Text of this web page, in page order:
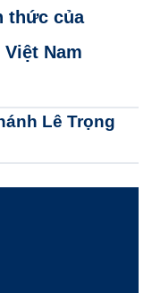
thức của
Nam
Lê Trọng